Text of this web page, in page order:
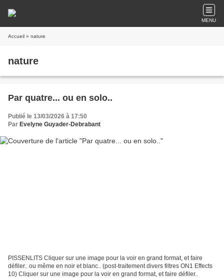
MENU
Accueil » nature
nature
Par quatre... ou en solo..
Publié le 13/03/2026 à 17:50
Par Evelyne Guyader-Debrabant
PISSENLITS Cliquer sur une image pour la voir en grand format, et faire
défiler.. ou même en noir et blanc.. (post-traitement divers filtres ON1 Effects
10) Cliquer sur une image pour la voir en grand format, et faire défiler..